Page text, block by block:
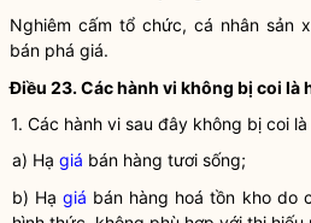
Nghiêm cấm tổ chức, cá nhân sản
bán phá giá.
Điều 23. Các hành vi không bị coi là
1. Các hành vi sau đây không bị coi
a) Hạ giá bán hàng tươi sống;
b) Hạgiá bán hàng hoá tồn kho do